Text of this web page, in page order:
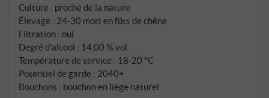
nord, exposée au sud ; Broglio, sablonneux et exposé
à l'est au cœur de Serralunga ; Sorano, riche en
argile, également exposé à l'est ; et Meriame, riche
en calcaire, une acquisition plus récente. Aucun
terroir ne domine, l'objectif est de produire un vin qui
représente Serralunga dans son ensemble, pas
Culture : proche de la nature
Élevage : 24‑30 mois en fûts de chêne
Filtration : oui
Degré d'alcool : 14,00 % vol
Température de service : 18‑20 °C
Potentiel de garde : 2040+
Bouchons : bouchon en liège naturel